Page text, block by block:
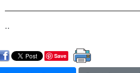
..
Save